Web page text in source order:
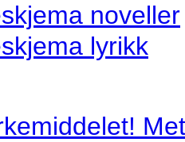
noveller
lyrikk